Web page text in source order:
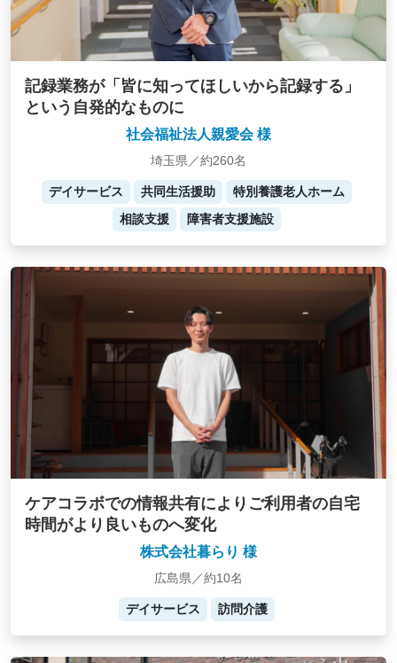
記録業務が「皆に知ってほしいから記録する」
という自発的なものに
社会福祉法人親愛会 様
埼玉県／約260名
デイサービス 共同生活援助
特別養護老人ホーム
相談支援
障害者支援施設
ケアコラボでの情報共有によりご利用者の自宅
時間がより良いものへ変化
株式会社暮らり 様
広島県／約10名
デイサービス 訪問介護